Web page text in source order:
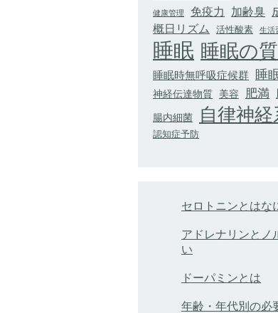
健康管理 免疫力 加齢臭
概日リズム 活性酸素 生活
睡眠 睡眠の質
睡眠時無呼吸症候群 睡
神経伝達物質 美容 肥満
腸内細菌 自律神経
認知症予防
セロトニンとはな
アドレナリンとノ
い
ドーパミンとは
年齢・年代別の必